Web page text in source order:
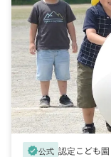
verified公式 認定こども